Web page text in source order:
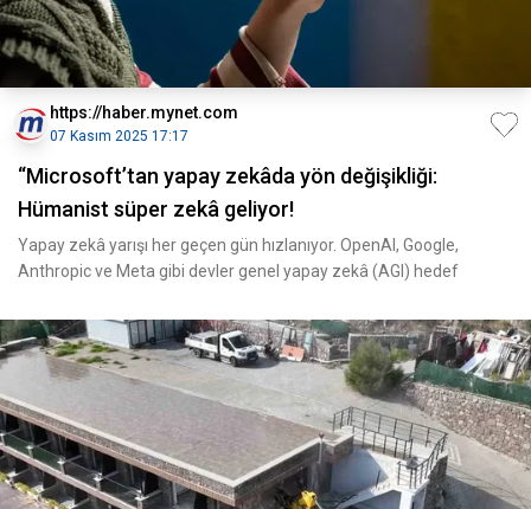
https://haber.mynet.com
07 Kasım 2025 17:17
“Microsoft’tan yapay zekâda yön değişikliği:
Hümanist süper zekâ geliyor!
Yapay zekâ yarışı her geçen gün hızlanıyor. OpenAI, Google,
Anthropic ve Meta gibi devler genel yapay zekâ (AGI) hedef